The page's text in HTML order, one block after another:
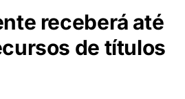
receberá até
de títulos